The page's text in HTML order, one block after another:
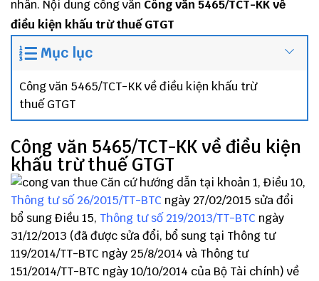
nhân. Nội dung công văn Công văn 5465/TCT-KK về
điều kiện khấu trừ thuế GTGT
Mục lục
Công văn 5465/TCT-KK về điều kiện khấu trừ
thuế GTGT
Công văn 5465/TCT-KK về điều kiện
khấu trừ thuế GTGT
Căn cứ hướng dẫn tại khoản 1, Điều 10,
Thông tư số 26/2015/TT-BTC ngày 27/02/2015 sửa đổi
bổ sung Điều 15, Thông tư số 219/2013/TT-BTC ngày
31/12/2013 (đã được sửa đổi, bổ sung tại Thông tư
119/2014/TT-BTC ngày 25/8/2014 và Thông tư
151/2014/TT-BTC ngày 10/10/2014 của Bộ Tài chính) về